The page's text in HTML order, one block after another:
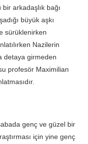
arkadaşlık bağı
büyük aşkı
sürüklenirken
Nazilerin
detaya girmeden
profesör Maximilian
genç ve güzel bir
için yine genç